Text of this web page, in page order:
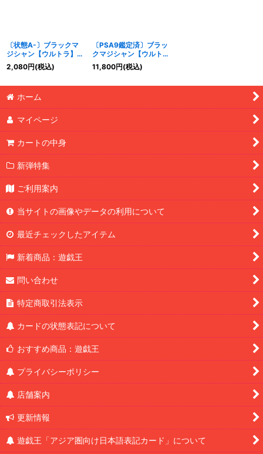
〔状態A-〕ブラックマ
ジシャン【ウルトラ】
{LB-05}《モンスター》
2,080円(税込)
〔PSA9鑑定済〕ブラッ
クマジシャン【ウルト
ラ】{LB-05}《モンスタ
ー》
11,800円(税込)
ホーム
マイページ
カートの中身
新弾特集
ご利用案内
当サイトの画像やデータの利用について
最近チェックしたアイテム
新着商品：遊戯王
問い合わせ
特定商取引法表示
カードの状態表記について
おすすめ商品：遊戯王
プライバシーポリシー
店舗案内
更新情報
遊戯王「アジア圏向け日本語表記カード」について